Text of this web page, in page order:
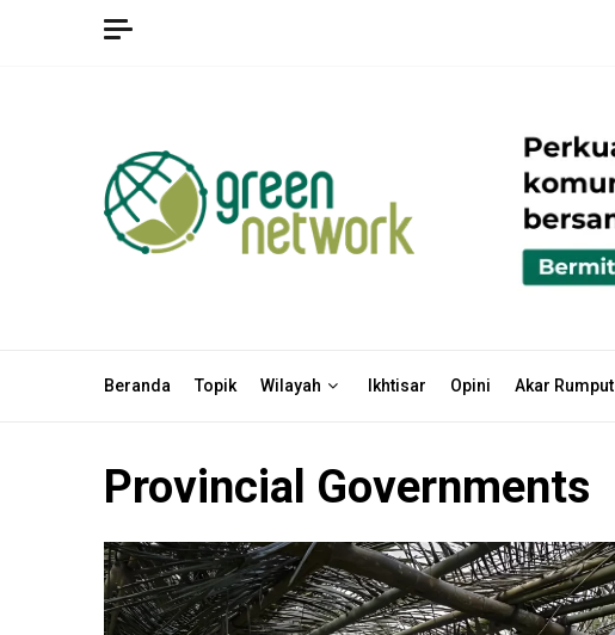
Beranda Topik Wilayah Ikhtisar Opini Akar Rumput
Provincial Governments